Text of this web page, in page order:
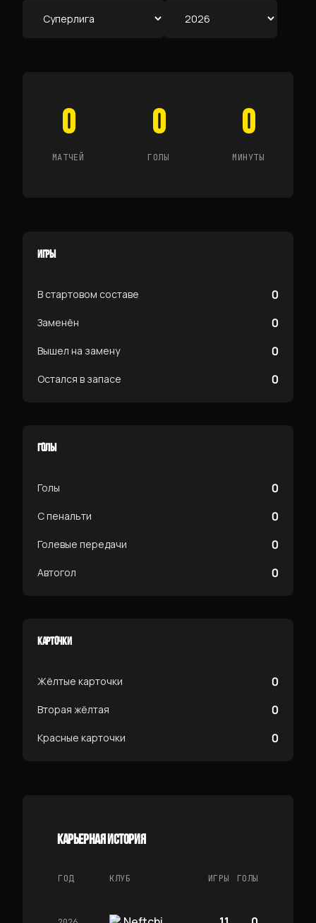
0
МАТЧЕЙ
0
ГОЛЫ
0
МИНУТЫ
ИГРЫ
В стартовом составе 0
Заменён 0
Вышел на замену 0
Остался в запасе 0
ГОЛЫ
Голы 0
С пенальти 0
Голевые передачи 0
Автогол 0
КАРТОЧКИ
Жёлтые карточки 0
Вторая жёлтая 0
Красные карточки 0
КАРЬЕРНАЯ ИСТОРИЯ
ГОД КЛУБ ИГРЫ ГОЛЫ